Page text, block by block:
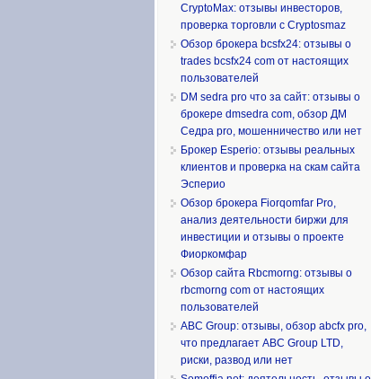
CryptoMax: отзывы инвесторов,
проверка торговли с Cryptosmaz
Обзор брокера bcsfx24: отзывы о
trades bcsfx24 com от настоящих
пользователей
DM sedra pro что за сайт: отзывы о
брокере dmsedra com, обзор ДМ
Седра pro, мошенничество или нет
Брокер Esperio: отзывы реальных
клиентов и проверка на скам сайта
Эсперио
Обзор брокера Fiorqomfar Pro,
анализ деятельности биржи для
инвестиции и отзывы о проекте
Фиоркомфар
Обзор сайта Rbcmorng: отзывы о
rbcmorng com от настоящих
пользователей
ABC Group: отзывы, обзор abcfx pro,
что предлагает ABC Group LTD,
риски, развод или нет